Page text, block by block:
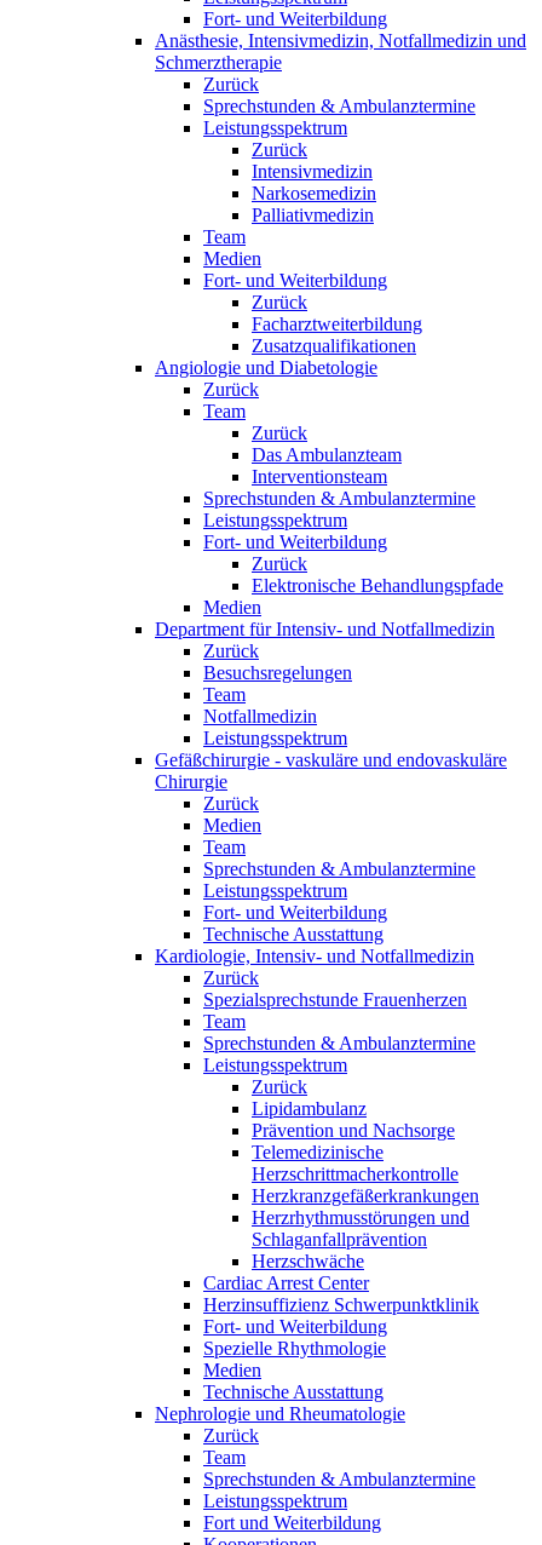
Fort- und Weiterbildung
Anästhesie, Intensivmedizin, Notfallmedizin und
Schmerztherapie
Zurück
Sprechstunden & Ambulanztermine
Leistungsspektrum
Zurück
Intensivmedizin
Narkosemedizin
Palliativmedizin
Team
Medien
Fort- und Weiterbildung
Zurück
Facharztweiterbildung
Zusatzqualifikationen
Angiologie und Diabetologie
Zurück
Team
Zurück
Das Ambulanzteam
Interventionsteam
Sprechstunden & Ambulanztermine
Leistungsspektrum
Fort- und Weiterbildung
Zurück
Elektronische Behandlungspfade
Medien
Department für Intensiv- und Notfallmedizin
Zurück
Besuchsregelungen
Team
Notfallmedizin
Leistungsspektrum
Gefäßchirurgie - vaskuläre und endovaskuläre
Chirurgie
Zurück
Medien
Team
Sprechstunden & Ambulanztermine
Leistungsspektrum
Fort- und Weiterbildung
Technische Ausstattung
Kardiologie, Intensiv- und Notfallmedizin
Zurück
Spezialsprechstunde Frauenherzen
Team
Sprechstunden & Ambulanztermine
Leistungsspektrum
Zurück
Lipidambulanz
Prävention und Nachsorge
Telemedizinische
Herzschrittmacherkontrolle
Herzkranzgefäßerkrankungen
Herzrhythmusstörungen und
Schlaganfallprävention
Herzschwäche
Cardiac Arrest Center
Herzinsuffizienz Schwerpunktklinik
Fort- und Weiterbildung
Spezielle Rhythmologie
Medien
Technische Ausstattung
Nephrologie und Rheumatologie
Zurück
Team
Sprechstunden & Ambulanztermine
Leistungsspektrum
Fort und Weiterbildung